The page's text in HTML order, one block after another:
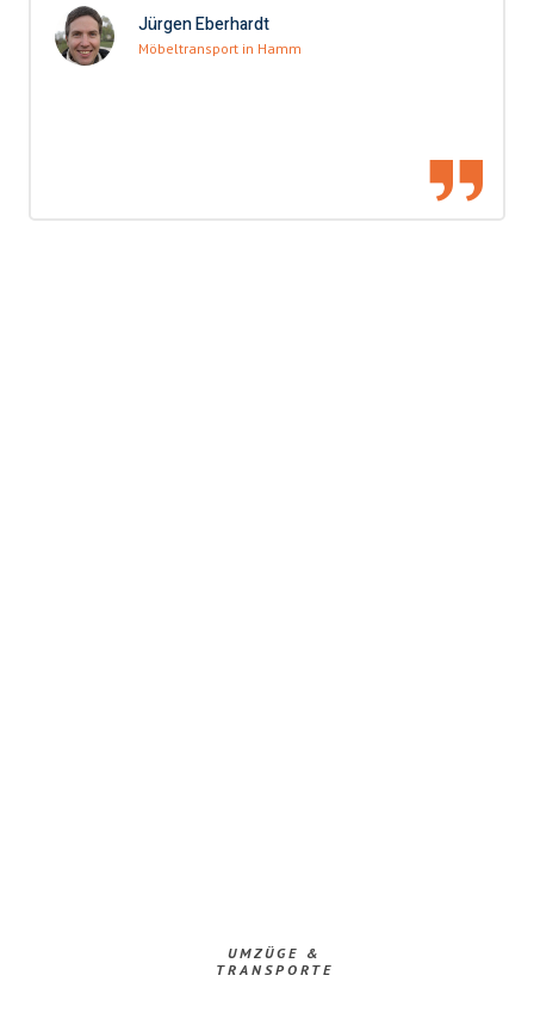
Jürgen Eberhardt
Möbeltransport in Hamm
UMZÜGE &
TRANSPORTE